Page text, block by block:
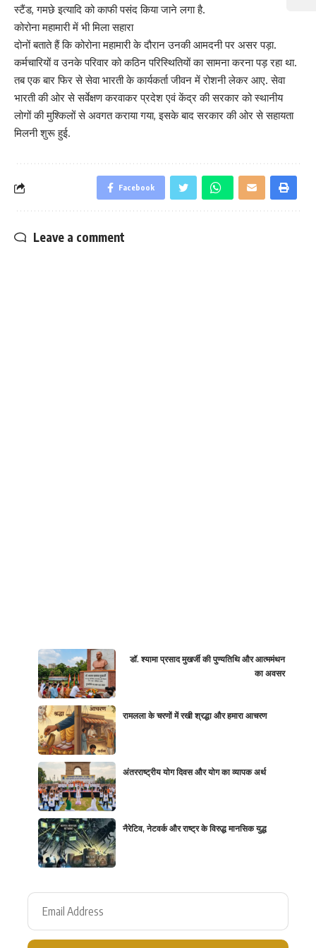
स्टैंड, गमछे इत्यादि को काफी पसंद किया जाने लगा है.
कोरोना महामारी में भी मिला सहारा
दोनों बताते हैं कि कोरोना महामारी के दौरान उनकी आमदनी पर असर पड़ा.
कर्मचारियों व उनके परिवार को कठिन परिस्थितियों का सामना करना पड़ रहा था.
तब एक बार फिर से सेवा भारती के कार्यकर्ता जीवन में रोशनी लेकर आए. सेवा
भारती की ओर से सर्वेक्षण करवाकर प्रदेश एवं केंद्र की सरकार को स्थानीय
लोगों की मुश्किलों से अवगत कराया गया, इसके बाद सरकार की ओर से सहायता
मिलनी शुरू हुई.
Facebook
Leave a comment
डॉ. श्यामा प्रसाद मुखर्जी की पुण्यतिथि और आत्ममंथन
का अवसर
रामलला के चरणों में रखी श्रद्धा और हमारा आचरण
अंतरराष्ट्रीय योग दिवस और योग का व्यापक अर्थ
नैरेटिव, नेटवर्क और राष्ट्र के विरुद्ध मानसिक युद्ध